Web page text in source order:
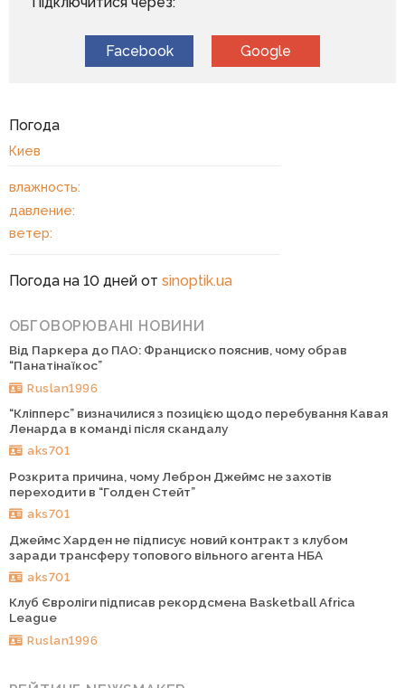
Facebook Google
Погода
Киев
влажность:
давление:
ветер:
Погода на 10 дней от sinoptik.ua
ОБГОВОРЮВАНІ НОВИНИ
Від Паркера до ПАО: Франциско пояснив, чому обрав
“Панатінаїкос”
Ruslan1996
“Кліпперс” визначилися з позицією щодо перебування Кавая
Ленарда в команді після скандалу
aks701
Розкрита причина, чому Леброн Джеймс не захотів
переходити в “Голден Стейт”
aks701
Джеймс Харден не підписує новий контракт з клубом
заради трансферу топового вільного агента НБА
aks701
Клуб Євроліги підписав рекордсмена Basketball Africa
League
Ruslan1996